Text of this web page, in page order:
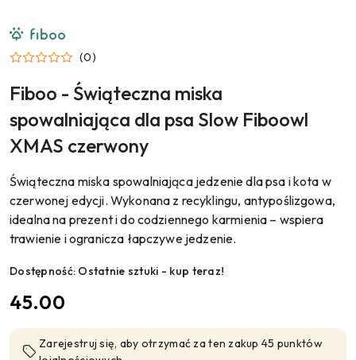
NAZWA
PRODUCENTA:
FIBOO
(0)
Fiboo - Świąteczna miska
spowalniająca dla psa Slow Fiboowl
XMAS czerwony
Świąteczna miska spowalniająca jedzenie dla psa i kota w
czerwonej edycji. Wykonana z recyklingu, antypoślizgowa,
idealna na prezent i do codziennego karmienia – wspiera
trawienie i ogranicza łapczywe jedzenie.
Dostępność: Ostatnie sztuki - kup teraz!
cena:
45.00
Zarejestruj się, aby otrzymać za ten zakup 45 punktów